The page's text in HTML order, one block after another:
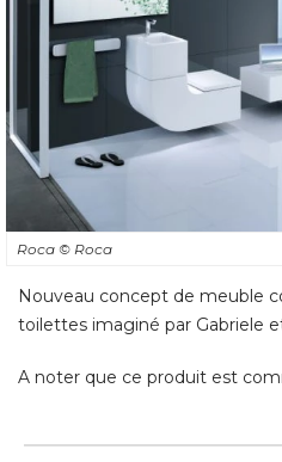
Roca © Roca
Nouveau concept de meuble
toilettes imaginé par Gabriele
A noter que ce produit est